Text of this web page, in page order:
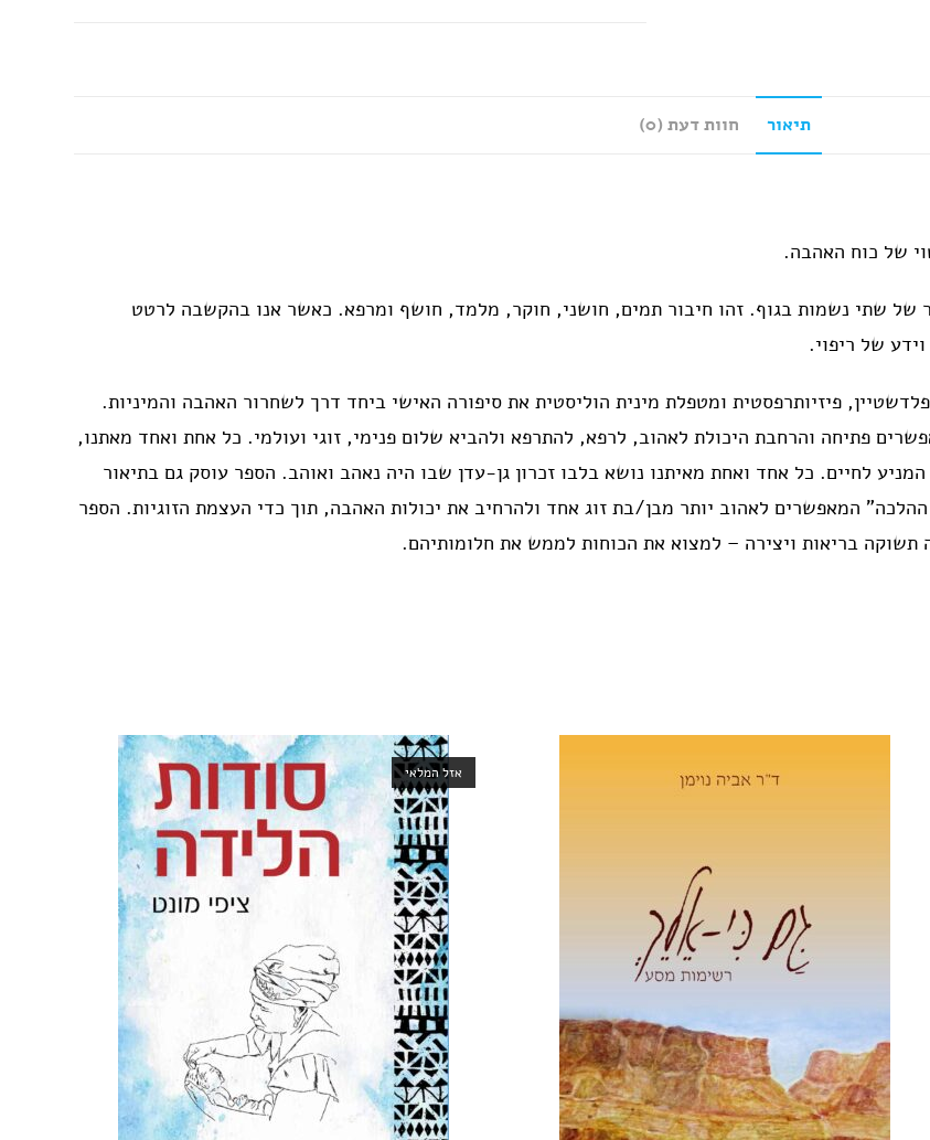
תיאור חוות דעת (0)
של כוח האהבה.
של שתי נשמות בגוף. זהו חיבור תמים, חושני, חוקר, מלמד, חושף ומרפא. כאשר אנו בהקשבה לרטט
של ריפוי.
פיזיותרפסטית ומטפלת מינית הוליסטית את סיפורה האישי ביחד דרך לשחרור האהבה והמיניות.
פתיחה והרחבת היכולת לאהוב, לרפא, להתרפא ולהביא שלום פנימי, זוגי ועולמי. כל אחת ואחד מאתנו,
לחיים. כל אחד ואחת מאיתנו נושא בלבו זכרון גן-עדן שבו היה נאהב ואוהב. הספר עוסק גם בתיאור
המאפשרים לאהוב יותר מבן/בת זוג אחד ולהרחיב את יכולות האהבה, תוך כדי העצמת הזוגיות. הספר
תשוקה בריאות ויצירה – למצוא את הכוחות לממש את חלומותיהם.
אזל המלאי